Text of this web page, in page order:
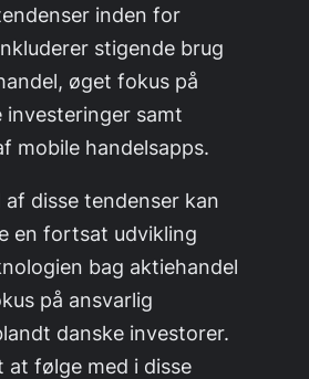
inden for
stigende brug
øget fokus på
samt
mobile handelsapps.
af disse tendenser kan
en fortsat udvikling
bag aktiehandel
på ansvarlig
danske investorer.
at følge med i disse